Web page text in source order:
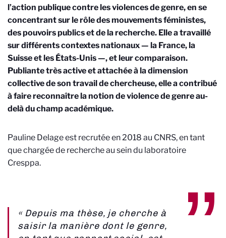
l’action publique contre les violences de genre, en se
concentrant sur le rôle des mouvements féministes,
des pouvoirs publics et de la recherche. Elle a travaillé
sur différents contextes nationaux — la France, la
Suisse et les États-Unis —, et leur comparaison.
Publiante très active et attachée à la dimension
collective de son travail de chercheuse, elle a contribué
à faire reconnaître la notion de violence de genre au-
delà du champ académique.
Pauline Delage est recrutée en 2018 au CNRS, en tant
que chargée de recherche au sein du laboratoire
Cresppa.
« Depuis ma thèse, je cherche à
saisir la manière dont le genre,